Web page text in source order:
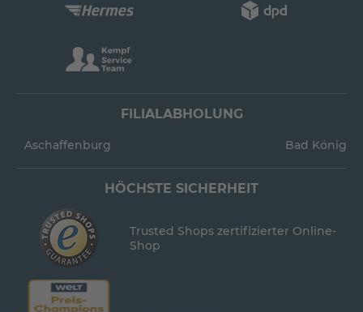
FILIALABHOLUNG
Aschaffenburg Bad König
HÖCHSTE SICHERHEIT
Trusted Shops zertifizierter Online-
Shop